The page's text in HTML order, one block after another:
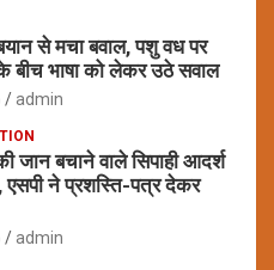
से मचा बवाल, पशु वध पर
भाषा को लेकर उठे सवाल
admin
जान बचाने वाले सिपाही आदर्श
एसपी ने प्रशस्ति-पत्र देकर
admin